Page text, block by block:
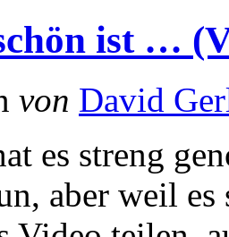
ist …
von David
es streng
aber weil